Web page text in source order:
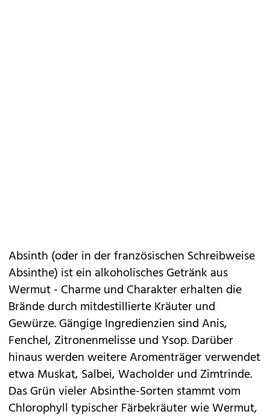
Absinth (oder in der französischen Schreibweise
Absinthe) ist ein alkoholisches Getränk aus
Wermut - Charme und Charakter erhalten die
Brände durch mitdestillierte Kräuter und
Gewürze. Gängige Ingredienzien sind Anis,
Fenchel, Zitronenmelisse und Ysop. Darüber
hinaus werden weitere Aromenträger verwendet
etwa Muskat, Salbei, Wacholder und Zimtrinde.
Das Grün vieler Absinthe-Sorten stammt vom
Chlorophyll typischer Färbekräuter wie Wermut,